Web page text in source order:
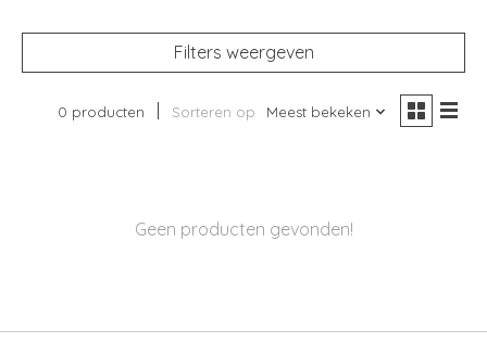
Filters weergeven
0 producten Sorteren op Meest bekeken
Geen producten gevonden!